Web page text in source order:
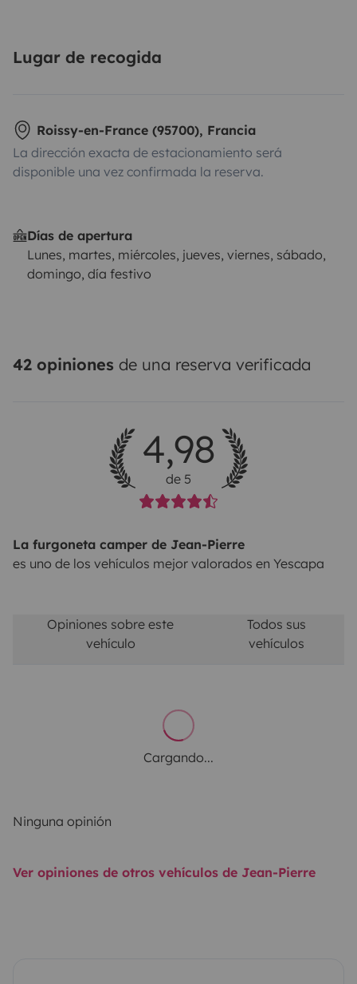
Lugar de recogida
Roissy-en-France (95700), Francia
La dirección exacta de estacionamiento será
disponible una vez confirmada la reserva.
Días de apertura
Lunes, martes, miércoles, jueves, viernes, sábado,
domingo, día festivo
42 opiniones de una reserva verificada
4,98
de 5
La furgoneta camper de Jean-Pierre
es uno de los vehículos mejor valorados en Yescapa
Opiniones sobre este
vehículo
Todos sus
vehículos
Cargando...
Ninguna opinión
Ver opiniones de otros vehículos de Jean-Pierre